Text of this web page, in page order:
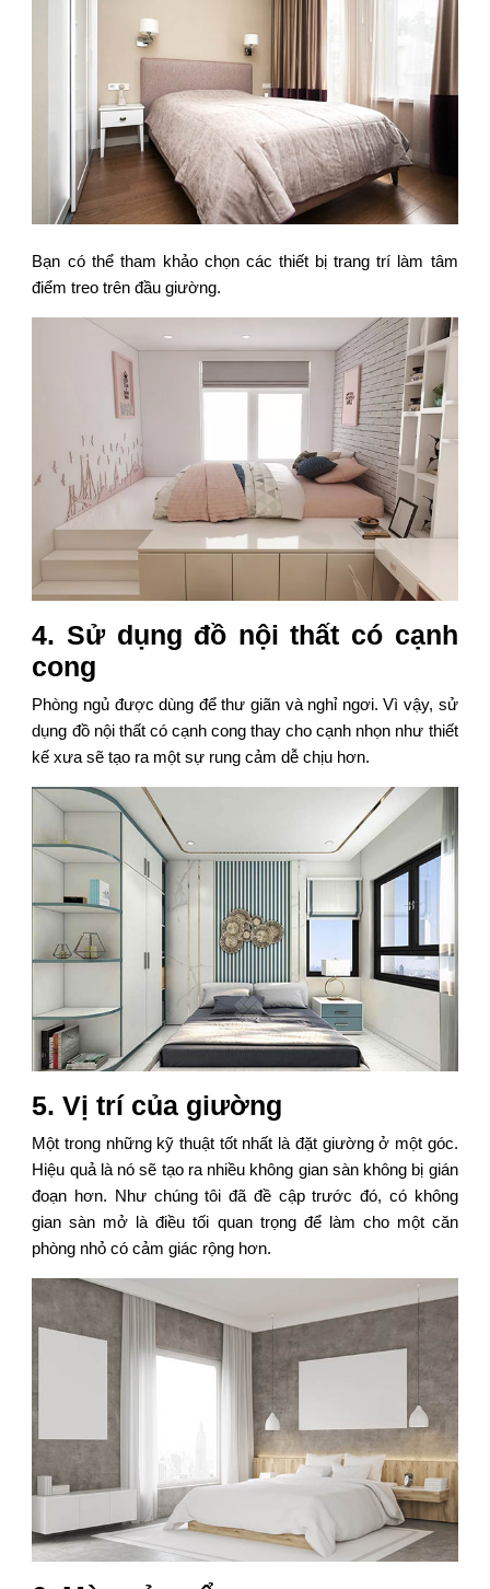
Bạn có thể tham khảo chọn các thiết bị trang trí làm tâm
điểm treo trên đầu giường.
4. Sử dụng đồ nội thất có cạnh
cong
Phòng ngủ được dùng để thư giãn và nghỉ ngơi. Vì vậy, sử
dụng đồ nội thất có cạnh cong thay cho cạnh nhọn như thiết
kế xưa sẽ tạo ra một sự rung cảm dễ chịu hơn.
5. Vị trí của giường
Một trong những kỹ thuật tốt nhất là đặt giường ở một góc.
Hiệu quả là nó sẽ tạo ra nhiều không gian sàn không bị gián
đoạn hơn. Như chúng tôi đã đề cập trước đó, có không
gian sàn mở là điều tối quan trọng để làm cho một căn
phòng nhỏ có cảm giác rộng hơn.